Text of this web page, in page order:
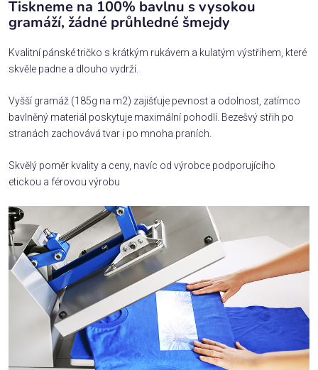
Tiskneme na 100% bavlnu s vysokou
gramáží, žádné průhledné šmejdy
Kvalitní pánské tričko s krátkým rukávem a kulatým výstřihem, které
skvěle padne a dlouho vydrží.
Vyšší gramáž (185g na m2) zajišťuje pevnost a odolnost, zatímco
bavlněný materiál poskytuje maximální pohodlí. Bezešvý střih po
stranách zachovává tvar i po mnoha praních.
Skvělý poměr kvality a ceny, navíc od výrobce podporujícího
etickou a férovou výrobu